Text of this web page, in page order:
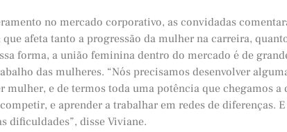
no mercado corporativo, as convidadas
que afeta tanto a progressão da mulher na carreira,
forma, a união feminina dentro do mercado é de
das mulheres. “Nós precisamos desenvolver
mulher, e de termos toda uma potência que chegamos a
e aprender a trabalhar em redes de diferenças.
dificuldades”, disse Viviane.